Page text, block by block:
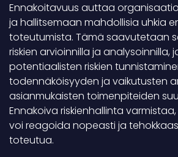
Ennakoitavuus auttaa
ja hallitsemaan mahdollisia uhkia
toteutumista. Tämä saavutetaan
riskien arvioinnilla ja analysoinnilla,
potentiaalisten riskien
todennäköisyyden ja vaikutusten
asianmukaisten toimenpiteiden
Ennakoiva riskienhallinta
voi reagoida nopeasti ja
toteutua.